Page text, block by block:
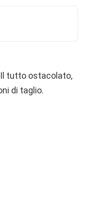
tutto ostacolato,
di taglio.